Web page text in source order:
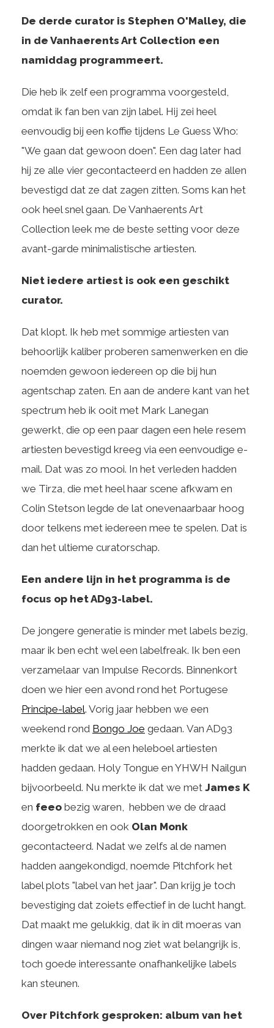
De derde curator is Stephen O'Malley, die
in de Vanhaerents Art Collection een
namiddag programmeert.
Die heb ik zelf een programma voorgesteld,
omdat ik fan ben van zijn label. Hij zei heel
eenvoudig bij een koffie tijdens Le Guess Who:
"We gaan dat gewoon doen". Een dag later had
hij ze alle vier gecontacteerd en hadden ze allen
bevestigd dat ze dat zagen zitten. Soms kan het
ook heel snel gaan. De Vanhaerents Art
Collection leek me de beste setting voor deze
avant-garde minimalistische artiesten.
Niet iedere artiest is ook een geschikt
curator.
Dat klopt. Ik heb met sommige artiesten van
behoorlijk kaliber proberen samenwerken en die
noemden gewoon iedereen op die bij hun
agentschap zaten. En aan de andere kant van het
spectrum heb ik ooit met Mark Lanegan
gewerkt, die op een paar dagen een hele resem
artiesten bevestigd kreeg via een eenvoudige e-
mail. Dat was zo mooi. In het verleden hadden
we Tirza, die met heel haar scene afkwam en
Colin Stetson legde de lat onevenaarbaar hoog
door telkens met iedereen mee te spelen. Dat is
dan het ultieme curatorschap.
Een andere lijn in het programma is de
focus op het AD93-label.
De jongere generatie is minder met labels bezig,
maar ik ben echt wel een labelfreak. Ik ben een
verzamelaar van Impulse Records. Binnenkort
doen we hier een avond rond het Portugese
Principe-label. Vorig jaar hebben we een
weekend rond Bongo Joe gedaan. Van AD93
merkte ik dat we al een heleboel artiesten
hadden gedaan. Holy Tongue en YHWH Nailgun
bijvoorbeeld. Nu merkte ik dat we met James K
en feeo bezig waren, hebben we de draad
doorgetrokken en ook Olan Monk
gecontacteerd. Nadat we zelfs al de namen
hadden aangekondigd, noemde Pitchfork het
label plots "label van het jaar". Dan krijg je toch
bevestiging dat zoiets effectief in de lucht hangt.
Dat maakt me gelukkig, dat ik in dit moeras van
dingen waar niemand nog ziet wat belangrijk is,
toch goede interessante onafhankelijke labels
kan steunen.
Over Pitchfork gesproken: album van het